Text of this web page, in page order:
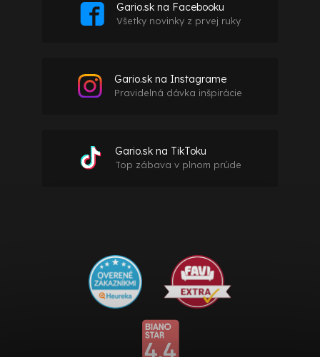
Gario.sk na Facebooku
Všetky novinky z prvej ruky
Gario.sk na Instagrame
Pravidelná dávka inšpirácie
Gario.sk na TikToku
Top zábava v plnom prúde